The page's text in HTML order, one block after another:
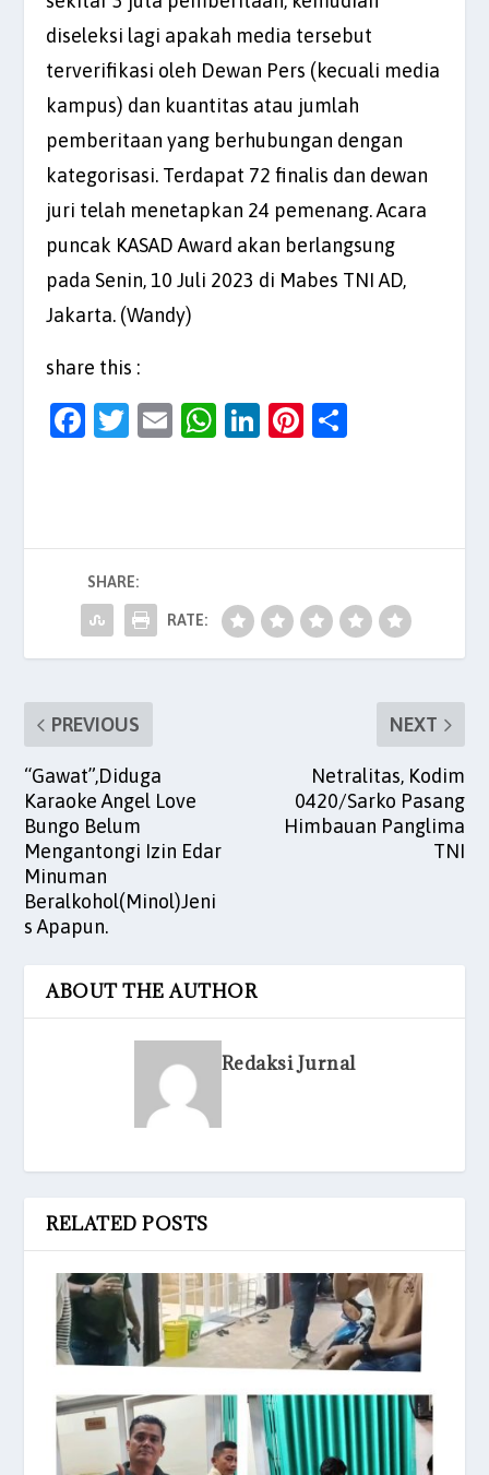
diseleksi lagi apakah media tersebut
terverifikasi oleh Dewan Pers (kecuali media
kampus) dan kuantitas atau jumlah
pemberitaan yang berhubungan dengan
kategorisasi. Terdapat 72 finalis dan dewan
juri telah menetapkan 24 pemenang. Acara
puncak KASAD Award akan berlangsung
pada Senin, 10 Juli 2023 di Mabes TNI AD,
Jakarta. (Wandy)
share this :
F
b
o
o
k
T
E
W
A
p
p
Li
dI
n
Pi
t
SHARE:
RATE:
PREVIOUS
“Gawat”,Diduga
Karaoke Angel Love
Bungo Belum
Mengantongi Izin Edar
Minuman
Beralkohol(Minol)Jeni
s Apapun.
NEXT
Netralitas, Kodim
0420/Sarko Pasang
Himbauan Panglima
TNI
ABOUT THE AUTHOR
Redaksi Jurnal
RELATED POSTS